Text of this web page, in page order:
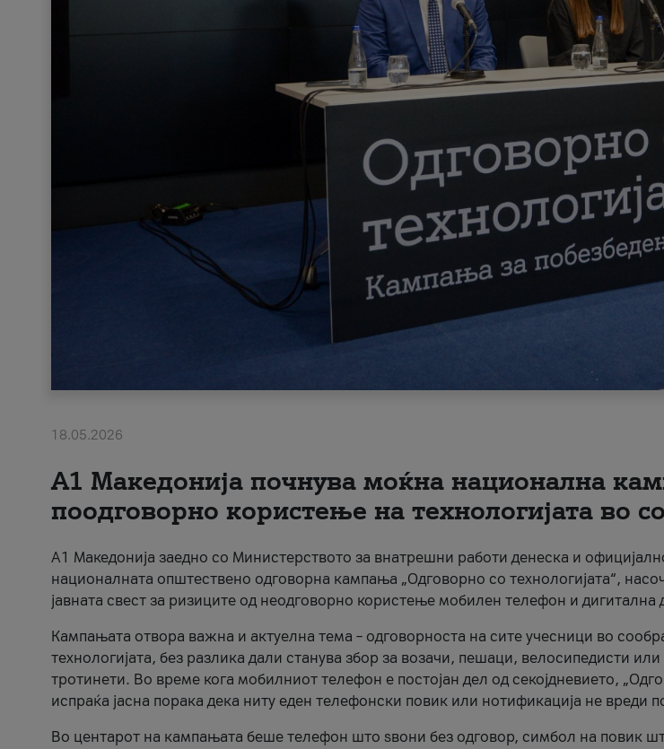
18.05.2026
A1 Македонија почнува моќна национална
поодговорно користење на технологијата во
A1 Македонија заедно со Министерството за внатрешни работи денеска и официјално
националната општествено одговорна кампања „Одговорно со технологијата“,
јавната свест за ризиците од неодговорно користење мобилен телефон и дигитална
Кампањата отвора важна и актуелна тема – одговорноста на сите учесници во
технологијата, без разлика дали станува збор за возачи, пешаци, велосипедисти
тротинети. Во време кога мобилниот телефон е постојан дел од секојдневието,
испраќа јасна порака дека ниту еден телефонски повик или нотификација не вреди
Во центарот на кампањата беше телефон што ѕвони без одговор, симбол на повик